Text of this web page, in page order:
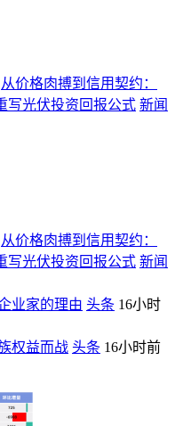
从价格肉搏到信用契约：
写光伏投资回报公式 新闻
从价格肉搏到信用契约：
写光伏投资回报公式 新闻
业家的理由 头条 16小时
权益而战 头条 16小时前